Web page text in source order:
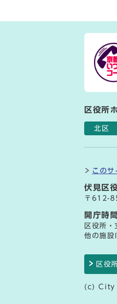
区役所
北区
このサ
伏見区
〒612-
開庁時間
区役所
他の施設
区役
(c) City